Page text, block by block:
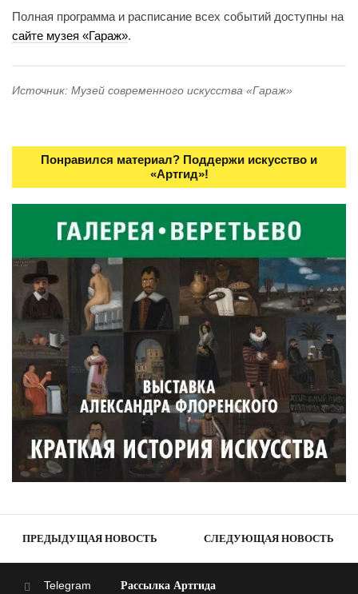
Полная программа и расписание всех событий доступны на
сайте музея «Гараж».
Источник: Музей современного искусства «Гараж»
Понравился материал? Поддержи искусство и
«Артгид»!
ПРЕДЫДУЩАЯ НОВОСТЬ СЛЕДУЮЩАЯ НОВОСТЬ
Telegram
Рассылка Артгида